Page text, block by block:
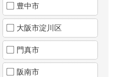
豊中市
大阪市淀川区
門真市
阪南市